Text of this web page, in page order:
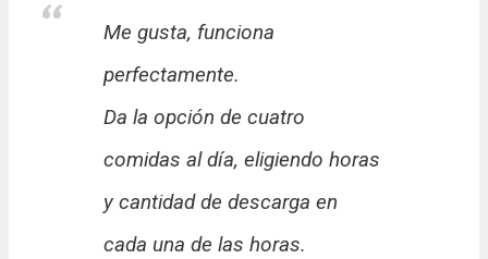
Me gusta, funciona
perfectamente.
Da la opción de cuatro
comidas al día, eligiendo horas
y cantidad de descarga en
cada una de las horas.